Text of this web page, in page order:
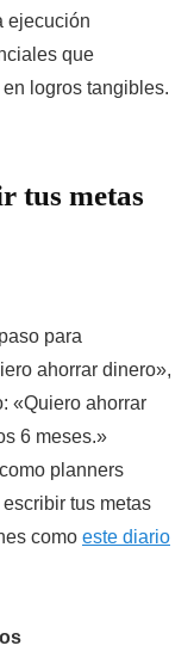
ejecución
que
logros tangibles.
tus metas
para
ahorrar dinero»,
«Quiero ahorrar
6 meses.»
planners
tus metas
como este diario